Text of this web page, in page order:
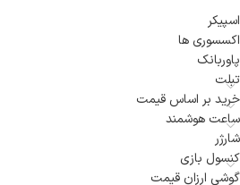
اسپیکر
اکسسوری ها
پاوربانک
تبلت
خرید بر اساس قیمت
ساعت هوشمند
شارژر
کنسول بازی
گوشی ارزان قیمت